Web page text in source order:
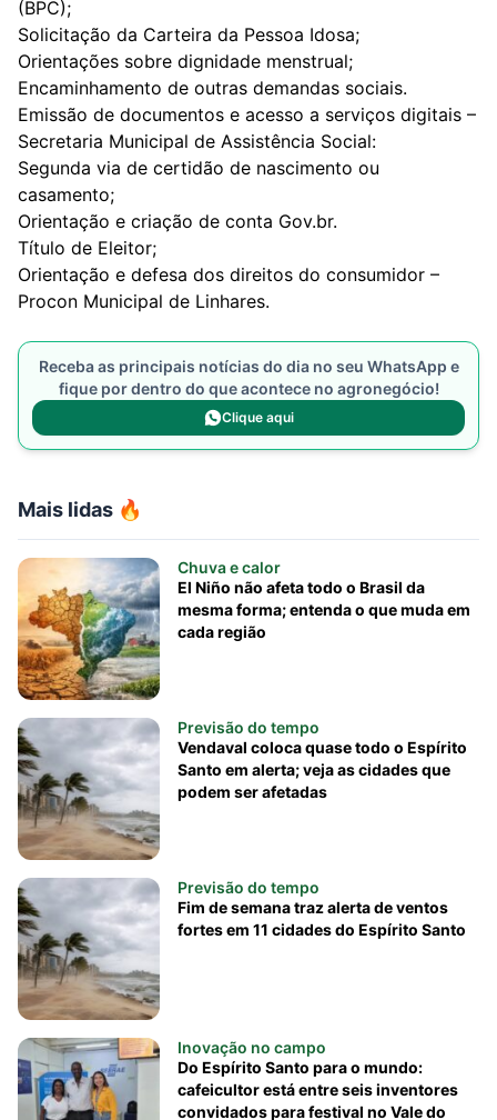
Mais lidas 🔥
Chuva e calor
El Niño não afeta todo o Brasil da
mesma forma; entenda o que muda em
cada região
Previsão do tempo
Vendaval coloca quase todo o Espírito
Santo em alerta; veja as cidades que
podem ser afetadas
Previsão do tempo
Fim de semana traz alerta de ventos
fortes em 11 cidades do Espírito Santo
Inovação no campo
Do Espírito Santo para o mundo:
cafeicultor está entre seis inventores
convidados para festival no Vale do
(BPC);
Solicitação da Carteira da Pessoa Idosa;
Orientações sobre dignidade menstrual;
Encaminhamento de outras demandas sociais.
Emissão de documentos e acesso a serviços digitais –
Secretaria Municipal de Assistência Social:
Segunda via de certidão de nascimento ou
casamento;
Orientação e criação de conta Gov.br.
Título de Eleitor;
Orientação e defesa dos direitos do consumidor –
Procon Municipal de Linhares.
Receba as principais notícias do dia no seu WhatsApp e
fique por dentro do que acontece no agronegócio!
Clique aqui